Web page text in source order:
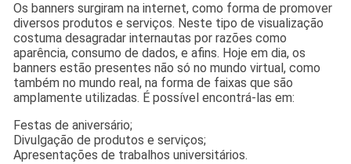
Os banners surgiram na internet, como forma de promover
diversos produtos e serviços. Neste tipo de visualização
costuma desagradar internautas por razões como
aparência, consumo de dados, e afins. Hoje em dia, os
banners estão presentes não só no mundo virtual, como
também no mundo real, na forma de faixas que são
amplamente utilizadas. É possível encontrá-las em:
Festas de aniversário;
Divulgação de produtos e serviços;
Apresentações de trabalhos universitários.